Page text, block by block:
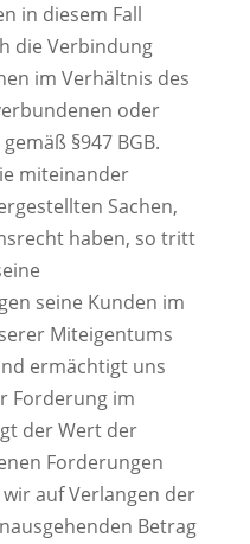
in diesem Fall
die Verbindung
im Verhältnis des
oder
§947 BGB.
miteinander
Sachen,
haben, so tritt
seine Kunden im
Miteigentums
ermächtigt uns
Forderung im
der Wert der
Forderungen
auf Verlangen der
Betrag